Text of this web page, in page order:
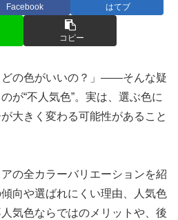
Facebook はてブ
コピー
どの色がいいの？」――そんな疑
が“不人気色”。実は、選ぶ色に
大きく変わる可能性があること
の全カラーバリエーションを紹
向や選ばれにくい理由、人気色
気色ならではのメリットや、後